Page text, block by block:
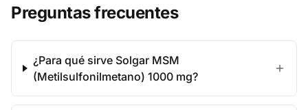
Preguntas frecuentes
¿Para qué sirve Solgar MSM
(Metilsulfonilmetano) 1000 mg?